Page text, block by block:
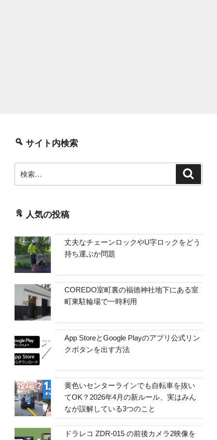
サイト内検索
索:
人気の投稿
丈夫なチェーンロックやU字ロックをどう
持ち運ぶか問題
COREDO室町裏の福徳神社地下にある室
町東駐輪場で一時利用
App StoreとGoogle Playのアプリ公式リン
クボタンを出す方法
黄色いセンターラインでも自転車を抜い
てOK？2026年4月の新ルール、実はみん
なが誤解している3つのこと
ドラレコ ZDR-015 の前後カメラ2映像を